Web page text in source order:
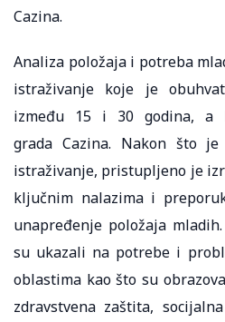
Cazina.
Analiza položaja i potreba
istraživanje koje je
između 15 i 30 godina, a
grada Cazina. Nakon što
istraživanje, pristupljeno je
ključnim nalazima i
unapređenje položaja
su ukazali na potrebe i
oblastima kao što su
zdravstvena zaštita,